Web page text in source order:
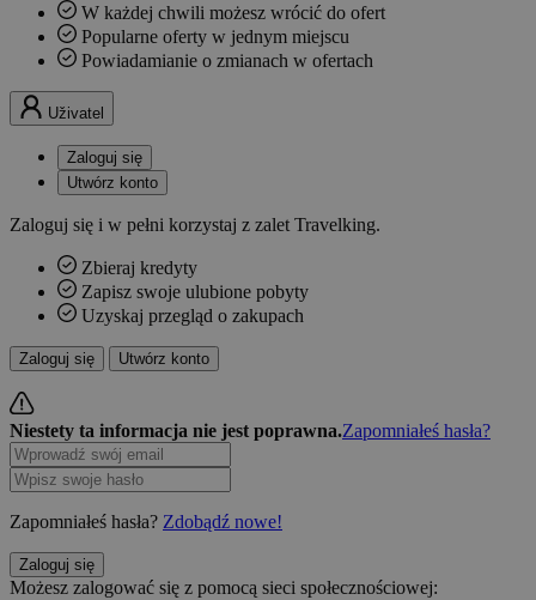
W każdej chwili możesz wrócić do ofert
Popularne oferty w jednym miejscu
Powiadamianie o zmianach w ofertach
Uživatel
Zaloguj się
Utwórz konto
Zaloguj się i w pełni korzystaj z zalet Travelking.
Zbieraj kredyty
Zapisz swoje ulubione pobyty
Uzyskaj przegląd o zakupach
Zaloguj się Utwórz konto
Niestety ta informacja nie jest poprawna.Zapomniałeś hasła?
Zapomniałeś hasła? Zdobądź nowe!
Zaloguj się
Możesz zalogować się z pomocą sieci społecznościowej: